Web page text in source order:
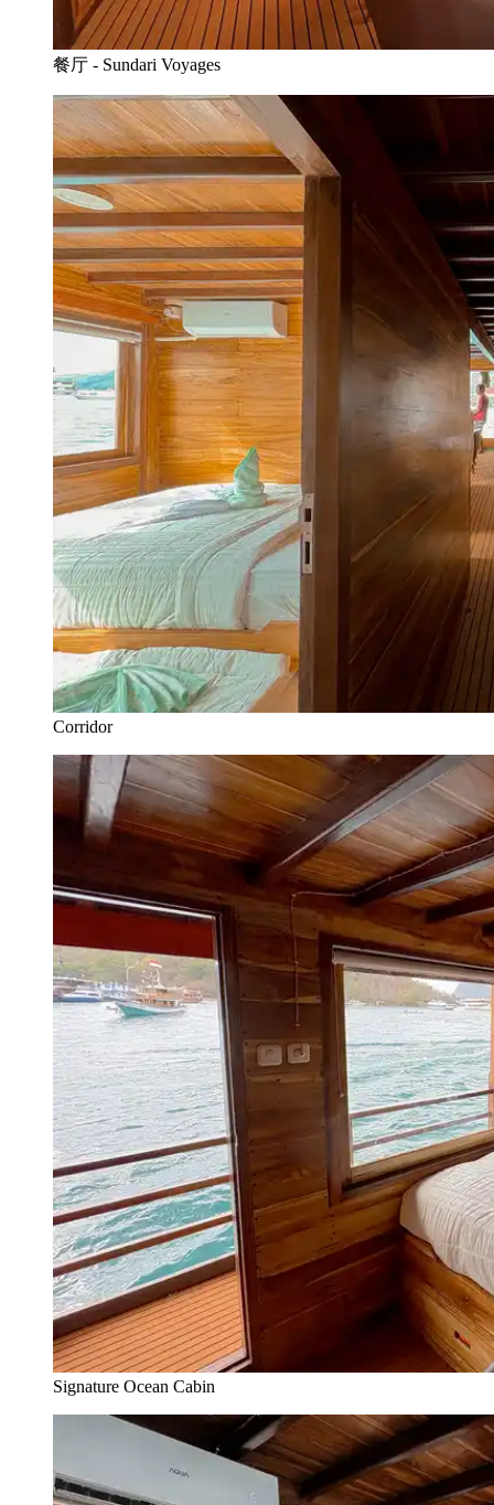
餐厅 - Sundari Voyages
Corridor
Signature Ocean Cabin